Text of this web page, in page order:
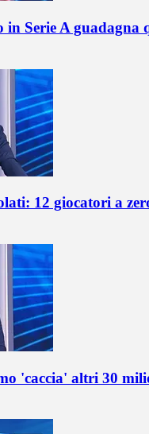
in Serie A
12 giocatori a
'caccia' altri 30